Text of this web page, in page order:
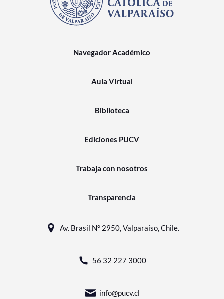
Navegador Académico
Aula Virtual
Biblioteca
Ediciones PUCV
Trabaja con nosotros
Transparencia
Av. Brasil N° 2950, Valparaíso, Chile.
56 32 227 3000
info@pucv.cl